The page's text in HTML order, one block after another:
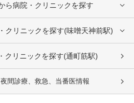
ら病院・クリニックを探す
クリニックを探す(味噌天神前駅)
クリニックを探す(通町筋駅)
間診療、救急、当番医情報